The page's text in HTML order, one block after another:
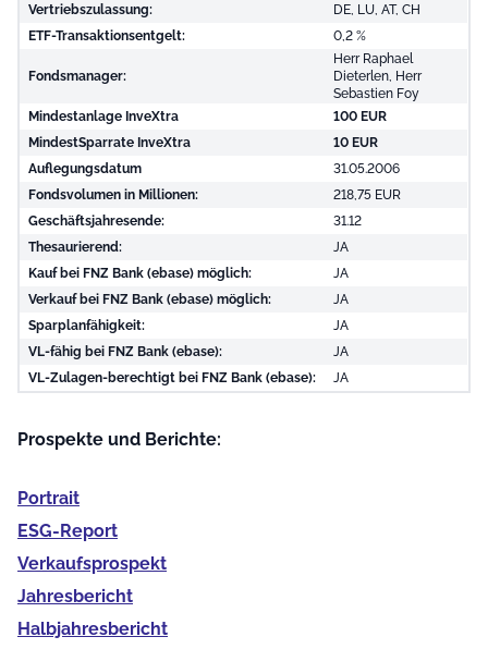
Vertriebszulassung:
DE, LU, AT, CH
ETF-Transaktionsentgelt:
0,2 %
Fondsmanager:
Herr Raphael
Dieterlen, Herr
Sebastien Foy
Mindestanlage InveXtra
100 EUR
MindestSparrate InveXtra
10 EUR
Auflegungsdatum
31.05.2006
Fondsvolumen in Millionen:
218,75 EUR
Geschäftsjahresende:
31.12
Thesaurierend:
JA
Kauf bei FNZ Bank (ebase) möglich:
JA
Verkauf bei FNZ Bank (ebase) möglich:
JA
Sparplanfähigkeit:
JA
VL-fähig bei FNZ Bank (ebase):
JA
VL-Zulagen-berechtigt bei FNZ Bank (ebase):
JA
Prospekte und Berichte:
Portrait
ESG-Report
Verkaufs­prospekt
Jahres­bericht
Halb­jahres­bericht